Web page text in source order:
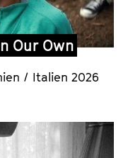
Our Own
/ Italien 2026